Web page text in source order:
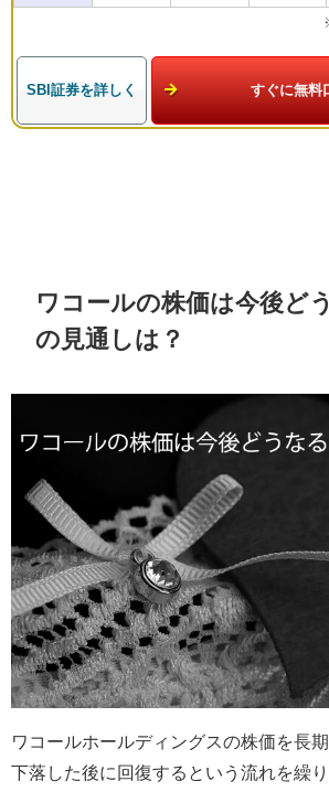
SBI証券を詳しく すぐに無料
ワコールの株価は今後ど
の見通しは？
ワコールホールディングスの株価を長
下落した後に回復するという流れを繰り